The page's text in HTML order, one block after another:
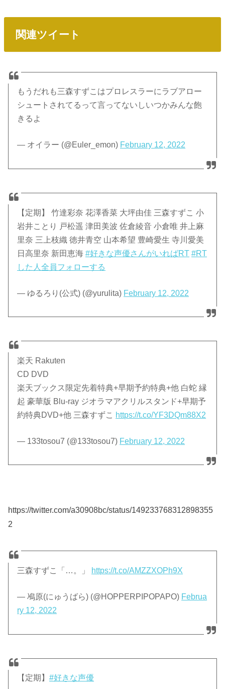
関連ツイート
もうだれも三森すずこはプロレスラーにラブアロー
シュートされてるって言ってないしいつかみんな飽
きるよ
— オイラー (@Euler_emon) February 12, 2022
【定期】 竹達彩奈 花澤香菜 大坪由佳 三森すずこ 小
岩井ことり 戸松遥 津田美波 佐倉綾音 小倉唯 井上麻
里奈 三上枝織 徳井青空 山本希望 豊崎愛生 寺川愛美
日高里奈 新田恵海#好きな声優さんがいればRT #RT
した人全員フォローする
— ゆるろり(公式) (@yurulita) February 12, 2022
楽天 Rakuten
CD DVD
楽天ブックス限定先着特典+早期予約特典+他 白蛇 縁
起 豪華版 Blu-ray ジオラマアクリルスタンド+早期予
約特典DVD+他 三森すずこ https://t.co/YF3DQm88X2
— 133tosou7 (@133tosou7) February 12, 2022
https://twitter.com/a30908bc/status/149233768312898355
2
三森すずこ「…。」 https://t.co/AMZZXOPh9X
— 鳰原(にゅうばら) (@HOPPERPIPOPAPO) Februa
ry 12, 2022
【定期】#好きな声優